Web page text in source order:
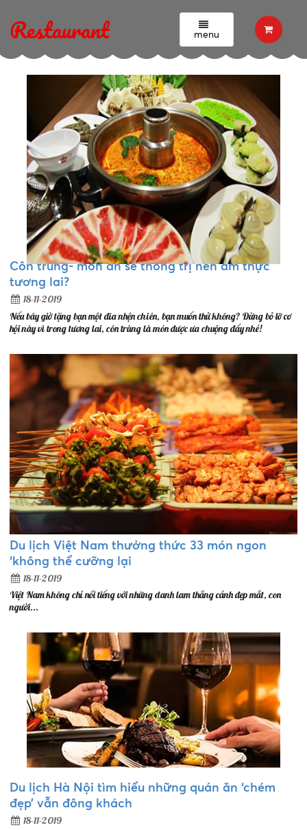
Restaurant menu
Tin tức - Sự kiện
Côn trùng- món ăn sẽ thống trị nền ẩm thực
tương lai?
18-11-2019
Nếu bây giờ tặng bạn một đĩa nhện chiên, bạn muốn thử không? Đừng bỏ lỡ cơ
hội này vì trong tương lai, côn trùng là món được ưa chuộng đấy nhé!
Du lịch Việt Nam thưởng thức 33 món ngon
‘không thể cưỡng lại
18-11-2019
Việt Nam không chỉ nổi tiếng với những danh lam thắng cảnh đẹp mắt, con
người...
Du lịch Hà Nội tìm hiểu những quán ăn ‘chém
đẹp’ vẫn đông khách
18-11-2019